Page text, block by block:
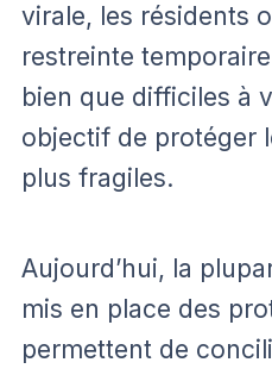
virale, les résidents
restreinte
bien que difficiles à
objectif de protéger
plus fragiles.
Aujourd’hui, la
mis en place des
permettent de